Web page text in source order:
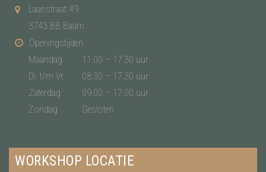
Laanstraat 49
3743 BB Baarn
Openingstijden
Maandag
11.00 – 17.30 uur
Di. t/m Vr.
08.30 – 17.30 uur
Zaterdag
09.00 – 17.00 uur
Zondag
Gesloten
WORKSHOP LOCATIE